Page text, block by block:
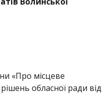
«Про місцеве
обласної ради від